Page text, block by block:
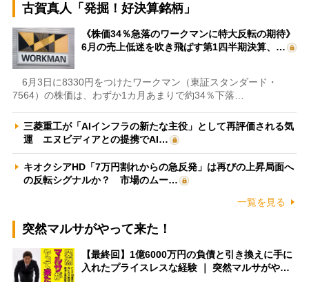
古賀真人「発掘！好決算銘柄」
《株価34％急落のワークマンに特大反転の期待》
6月の売上低迷を吹き飛ばす第1四半期決算、…
6月3日に8330円をつけたワークマン（東証スタンダード・
7564）の株価は、わずか1カ月あまりで約34％下落…
三菱重工が「AIインフラの新たな主役」として再評価される気
運 エヌビディアとの提携でAI…
キオクシアHD「7万円割れからの急反発」は再びの上昇局面へ
の反転シグナルか？ 市場のムー…
一覧を見る
突然マルサがやって来た！
【最終回】1億6000万円の負債と引き換えに手に
入れたプライスレスな経験 ｜ 突然マルサがや…